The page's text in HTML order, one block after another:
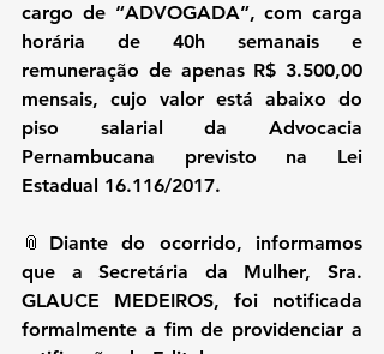
cargo de “ADVOGADA”, com carga
horária de 40h semanais e
remuneração de apenas R$ 3.500,00
mensais, cujo valor está abaixo do
piso salarial da Advocacia
Pernambucana previsto na Lei
Estadual 16.116/2017.
📎Diante do ocorrido, informamos
que a Secretária da Mulher, Sra.
GLAUCE MEDEIROS, foi notificada
formalmente a fim de providenciar a